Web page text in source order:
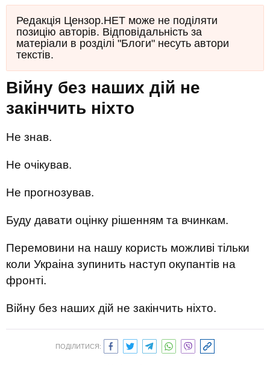
Редакція Цензор.НЕТ може не поділяти
позицію авторів. Відповідальність за
матеріали в розділі "Блоги" несуть автори
текстів.
Війну без наших дій не
закінчить ніхто
Не знав.
Не очікував.
Не прогнозував.
Буду давати оцінку рішенням та вчинкам.
Перемовини на нашу користь можливі тільки
коли Украіна зупинить наступ окупантів на
фронті.
Війну без наших дій не закінчить ніхто.
ПОДІЛИТИСЯ: